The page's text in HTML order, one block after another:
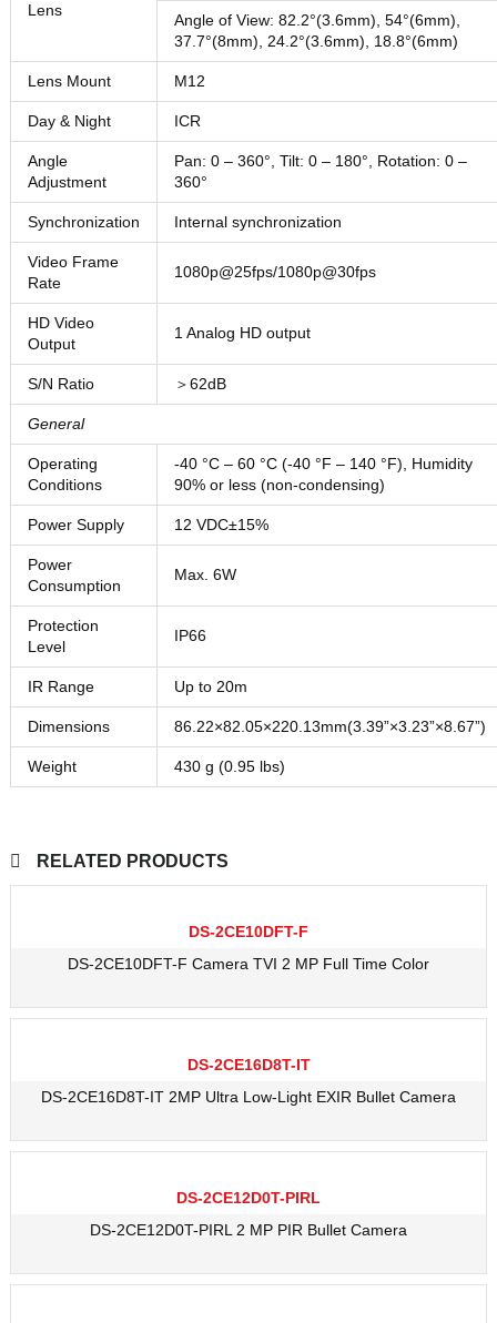
Lens
Angle of View: 82.2°(3.6mm), 54°(6mm),
37.7°(8mm), 24.2°(3.6mm), 18.8°(6mm)
Lens Mount M12
Day & Night ICR
Angle
Adjustment
Pan: 0 – 360°, Tilt: 0 – 180°, Rotation: 0 –
360°
Synchronization Internal synchronization
Video Frame
Rate
1080p@25fps/1080p@30fps
HD Video
Output
1 Analog HD output
S/N Ratio ＞62dB
General
Operating
Conditions
-40 °C – 60 °C (-40 °F – 140 °F), Humidity
90% or less (non-condensing)
Power Supply 12 VDC±15%
Power
Consumption
Max. 6W
Protection
Level
IP66
IR Range Up to 20m
Dimensions 86.22×82.05×220.13mm(3.39”×3.23”×8.67”)
Weight 430 g (0.95 lbs)
RELATED PRODUCTS
DS-2CE10DFT-F
DS-2CE10DFT-F Camera TVI 2 MP Full Time Color
DS-2CE16D8T-IT
DS-2CE16D8T-IT 2MP Ultra Low-Light EXIR Bullet Camera
DS-2CE12D0T-PIRL
DS-2CE12D0T-PIRL 2 MP PIR Bullet Camera